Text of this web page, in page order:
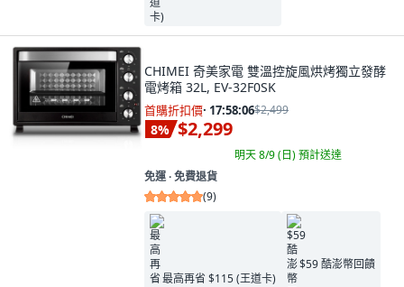
CHIMEI 奇美家電 雙溫控旋風烘烤獨立發酵
電烤箱 32L, EV-32F0SK
首購折扣價· 17:58:04$2,499
8% $2,299
明天 8/9 (日)預計送達
免運 ∙ 免費退貨
(9)
最高再省 $115 (王道卡)
$59 酷澎幣回饋